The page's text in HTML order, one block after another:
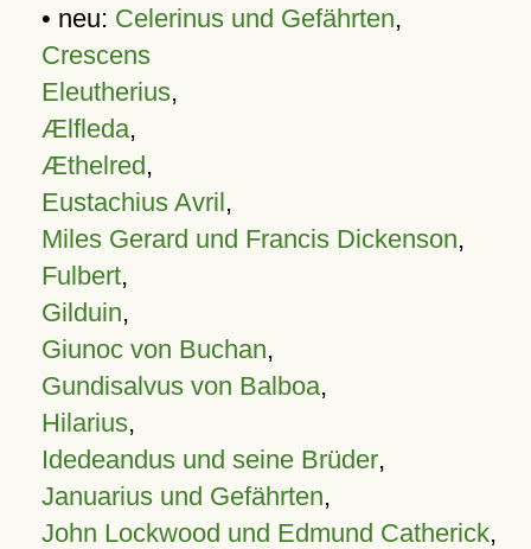
• neu: Celerinus und Gefährten,
Crescens
Eleutherius,
Ælfleda,
Æthelred,
Eustachius Avril,
Miles Gerard und Francis Dickenson,
Fulbert,
Gilduin,
Giunoc von Buchan,
Gundisalvus von Balboa,
Hilarius,
Idedeandus und seine Brüder,
Januarius und Gefährten,
John Lockwood und Edmund Catherick,